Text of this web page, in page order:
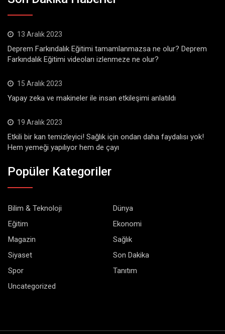
13 Aralık 2023
Deprem Farkındalık Eğitimi tamamlanmazsa ne olur? Deprem
Farkındalık Eğitimi videoları izlenmeze ne olur?
15 Aralık 2023
Yapay zeka ve makineler ile insan etkileşimi anlatıldı
19 Aralık 2023
Etkili bir kan temizleyici! Sağlık için ondan daha faydalısı yok!
Hem yemeği yapılıyor hem de çayı
Popüler Kategoriler
Bilim & Teknoloji
Dünya
Eğitim
Ekonomi
Magazin
Sağlık
Siyaset
Son Dakika
Spor
Tanıtım
Uncategorized